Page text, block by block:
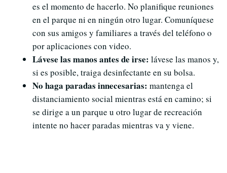
es el momento de hacerlo. No planifique reuniones
en el parque ni en ningún otro lugar. Comuníquese
con sus amigos y familiares a través del teléfono o
por aplicaciones con video.
Lávese las manos antes de irse: lávese las manos y,
si es posible, traiga desinfectante en su bolsa.
No haga paradas innecesarias: mantenga el
distanciamiento social mientras está en camino; si
se dirige a un parque u otro lugar de recreación
intente no hacer paradas mientras va y viene.